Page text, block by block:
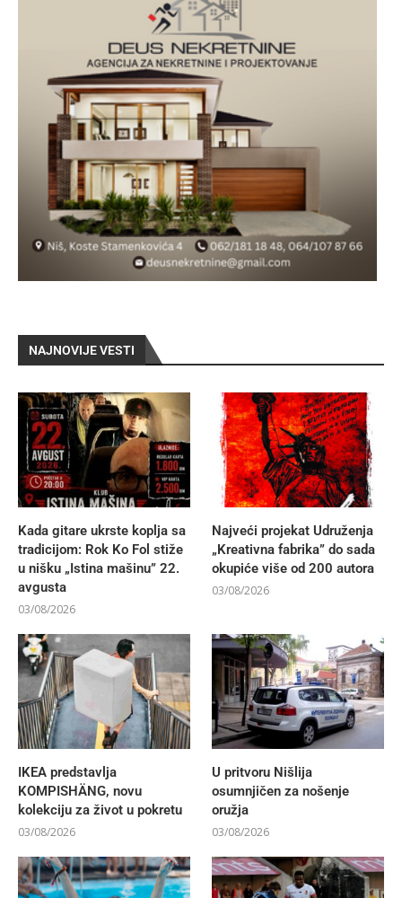
NAJNOVIJE VESTI
Kada gitare ukrste koplja sa
tradicijom: Rok Ko Fol stiže
u nišku „Istina mašinu” 22.
avgusta
03/08/2026
Najveći projekat Udruženja
„Kreativna fabrika” do sada
okupiće više od 200 autora
03/08/2026
IKEA predstavlja
KOMPISHÄNG, novu
kolekciju za život u pokretu
03/08/2026
U pritvoru Nišlija
osumnjičen za nošenje
oružja
03/08/2026